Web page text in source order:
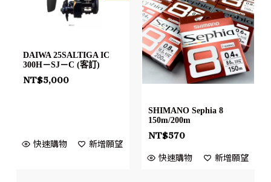
DAIWA 25SALTIGA IC
300H－SJ－C (客訂)
NT$5,000
快速購物 新增願望
SHIMANO Sephia 8
150m/200m
NT$570
快速購物 新增願望